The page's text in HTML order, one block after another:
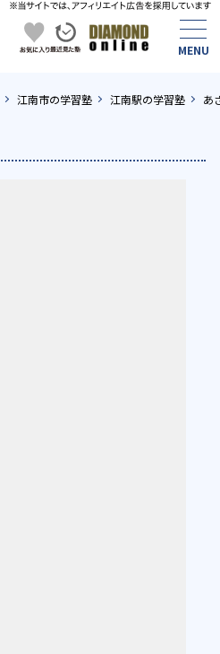
江南市の学習塾 江南駅の学習塾 あ